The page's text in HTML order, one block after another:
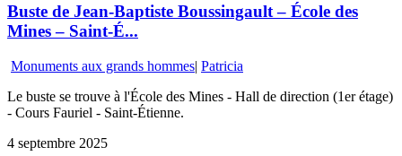
Buste de Jean-Baptiste Boussingault – École des
Mines – Saint-É...
Monuments aux grands hommes| Patricia
Le buste se trouve à l'École des Mines - Hall de direction (1er étage)
- Cours Fauriel - Saint-Étienne.
4 septembre 2025